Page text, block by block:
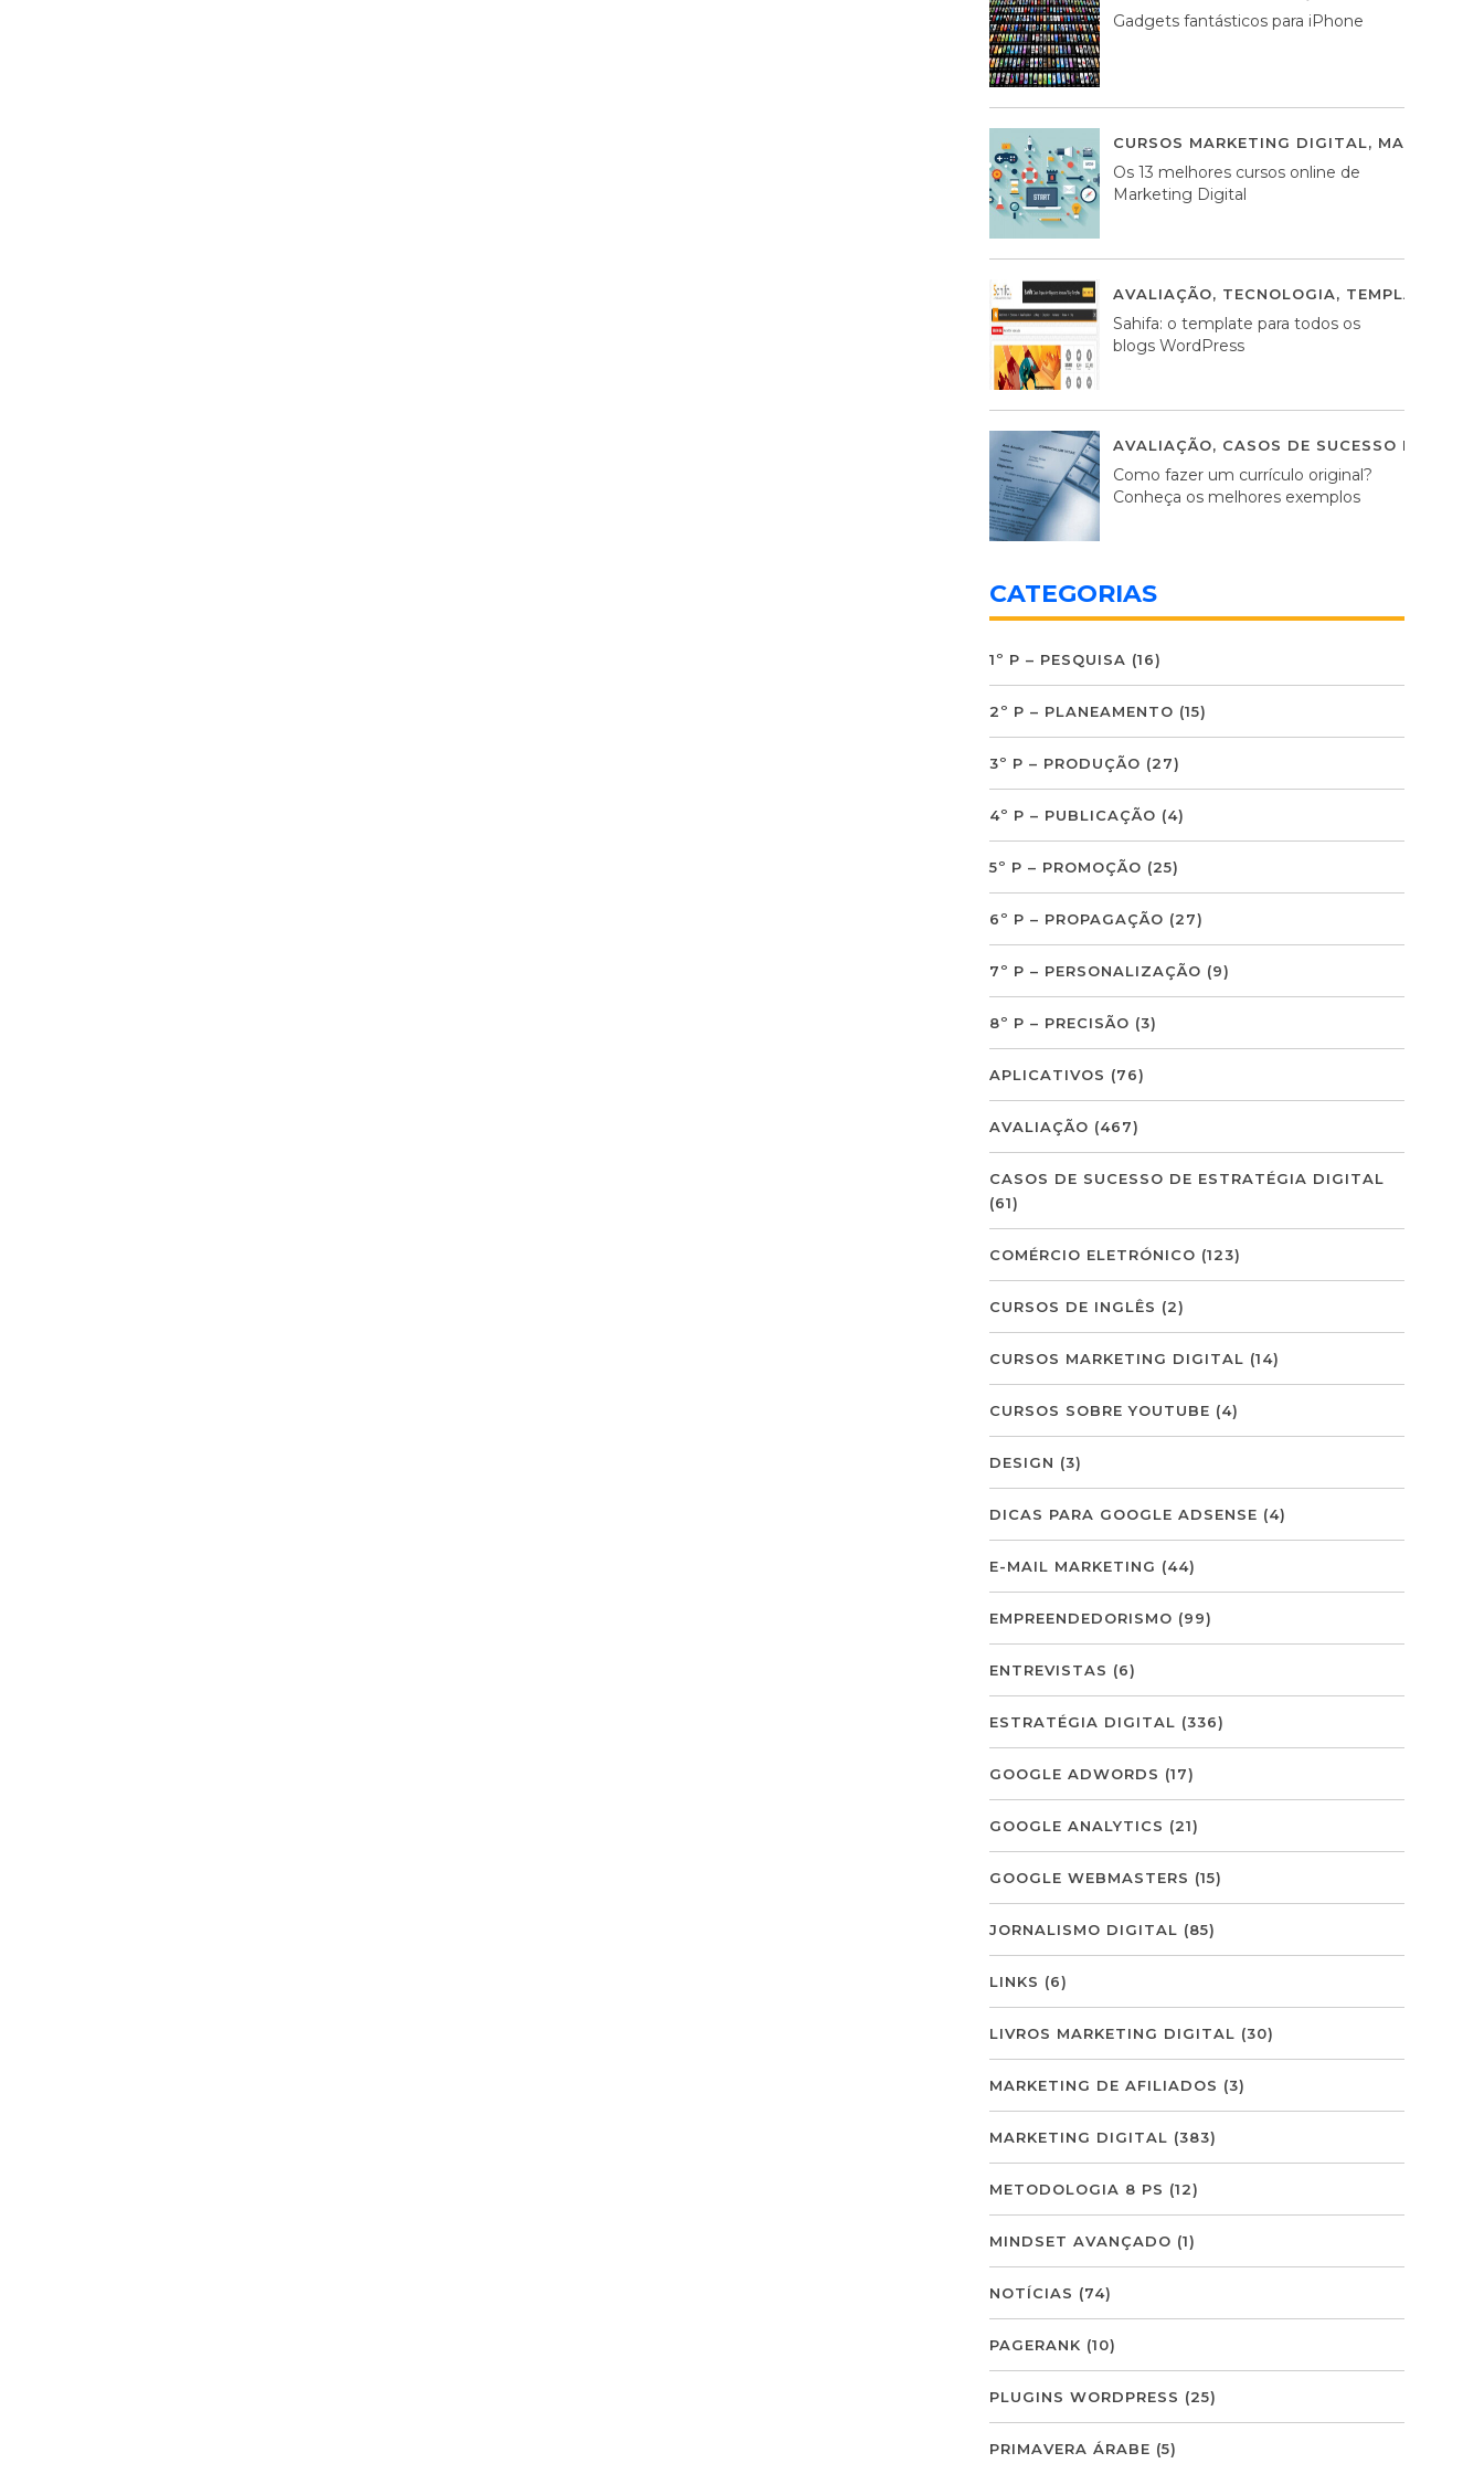
Gadgets fantásticos para iPhone
CURSOS MARKETING DIGITAL,
Os 13 melhores cursos online de
Marketing Digital
AVALIAÇÃO, TECNOLOGIA, TEMPLATES
Sahifa: o template para todos os
blogs WordPress
AVALIAÇÃO, CASOS DE SUCESSO DE
Como fazer um currículo original?
Conheça os melhores exemplos
CATEGORIAS
1º P – PESQUISA (16)
2º P – PLANEAMENTO (15)
3º P – PRODUÇÃO (27)
4º P – PUBLICAÇÃO (4)
5º P – PROMOÇÃO (25)
6º P – PROPAGAÇÃO (27)
7º P – PERSONALIZAÇÃO (9)
8º P – PRECISÃO (3)
APLICATIVOS (76)
AVALIAÇÃO (467)
CASOS DE SUCESSO DE ESTRATÉGIA DIGITAL
(61)
COMÉRCIO ELETRÓNICO (123)
CURSOS DE INGLÊS (2)
CURSOS MARKETING DIGITAL (14)
CURSOS SOBRE YOUTUBE (4)
DESIGN (3)
DICAS PARA GOOGLE ADSENSE (4)
E-MAIL MARKETING (44)
EMPREENDEDORISMO (99)
ENTREVISTAS (6)
ESTRATÉGIA DIGITAL (336)
GOOGLE ADWORDS (17)
GOOGLE ANALYTICS (21)
GOOGLE WEBMASTERS (15)
JORNALISMO DIGITAL (85)
LINKS (6)
LIVROS MARKETING DIGITAL (30)
MARKETING DE AFILIADOS (3)
MARKETING DIGITAL (383)
METODOLOGIA 8 PS (12)
MINDSET AVANÇADO (1)
NOTÍCIAS (74)
PAGERANK (10)
PLUGINS WORDPRESS (25)
PRIMAVERA ÁRABE (5)